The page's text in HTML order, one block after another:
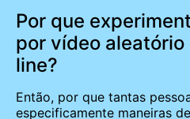
Por que
por vídeo
line?
Então, por que tantas
especificamente maneiras